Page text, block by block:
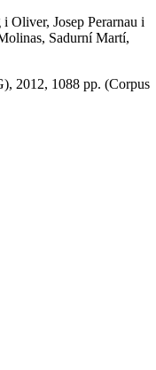
Oliver, Josep Perarnau i
Sadurní Martí,
2012, 1088 pp. (Corpus